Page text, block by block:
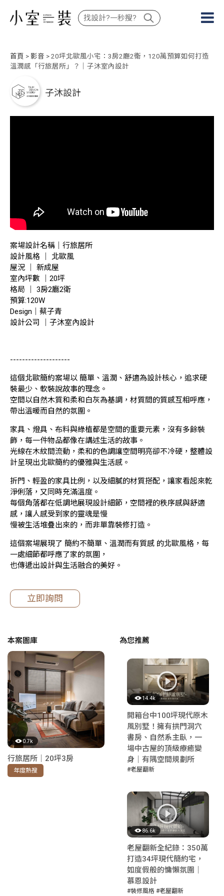
首頁 > 影音 > 20坪北歐風小宅：3房2廳2衛，120萬預算如何打造
溫潤感「行旅居所」？｜子沐室內設計
子沐設計
案場設計名稱｜行旅居所
設計風格 ｜ 北歐風
屋況 ｜ 新成屋
室內坪數 ｜20坪
格局 ｜ 3房2廳2衛
預算:120W
Design｜蔡子青
設計公司 ｜子沐室內設計
--------------------
這個北歐簡約案場以 簡單、溫潤、舒適為設計核心，追求硬
裝最少、軟裝說故事的理念。
空間以自然木質和柔和白灰為基調，材質間的質感互相呼應，
帶出溫暖而自然的氛圍。
家具、燈具、布料與綠植都是空間的重要元素，沒有多餘裝
飾，每一件物品都像在講述生活的故事。
光線在木紋間流動，柔和的色調讓空間明亮卻不冷硬，整體設
計呈現出北歐簡約的優雅與生活感。
折門、輕盈的家具比例，以及細膩的材質搭配，讓家看起來乾
淨俐落，又同時充滿溫度。
每個角落都在低調地展現設計細節，空間裡的秩序感與舒適
感，讓人感受到家的靈魂是慢
慢被生活堆疊出來的，而非單靠裝修打造。
這個案場展現了 簡約不簡單、溫潤而有質感 的北歐風格，每
一處細節都呼應了家的氛圍，
也傳遞出設計與生活融合的美好。
立即詢問
本案圖庫
0.7k
行旅居所｜20坪3房
年度熱搜
為您推薦
14.4k
開箱台中100坪現代原木
風別墅！擁有拱門洞穴
書房、自然系主臥，一
場中古屋的頂級療癒變
身｜有隅空間規劃所
#老屋翻新
86.6k
老屋翻新全紀錄：350萬
打造34坪現代簡約宅，
如度假般的慵懶氛圍｜
慕恩設計
#裝修風格 #老屋翻新